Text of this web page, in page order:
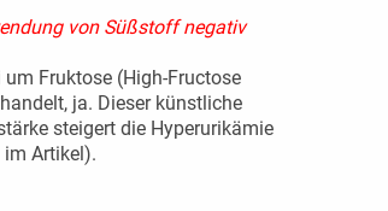
von Süßstoff negativ
Fruktose (High-Fructose
ja. Dieser künstliche
steigert die Hyperurikämie
Artikel).